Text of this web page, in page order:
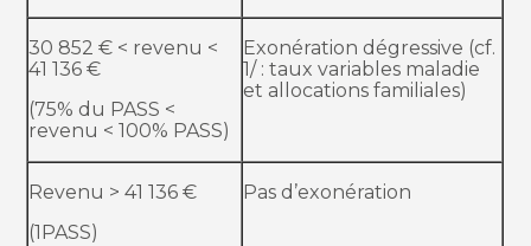
30 852 € < revenu <
41 136 €
(75% du PASS <
revenu < 100% PASS)
Exonération dégressive (cf.
1/ : taux variables maladie
et allocations familiales)
Revenu > 41 136 €
(1PASS)
Pas d’exonération